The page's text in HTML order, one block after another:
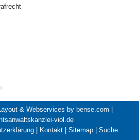
& Webservices by bense.com |
viol.de
| Kontakt| Sitemap| Suche